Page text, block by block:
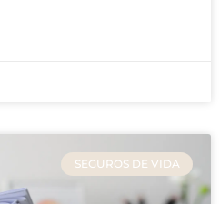
SEGUROS DE VIDA